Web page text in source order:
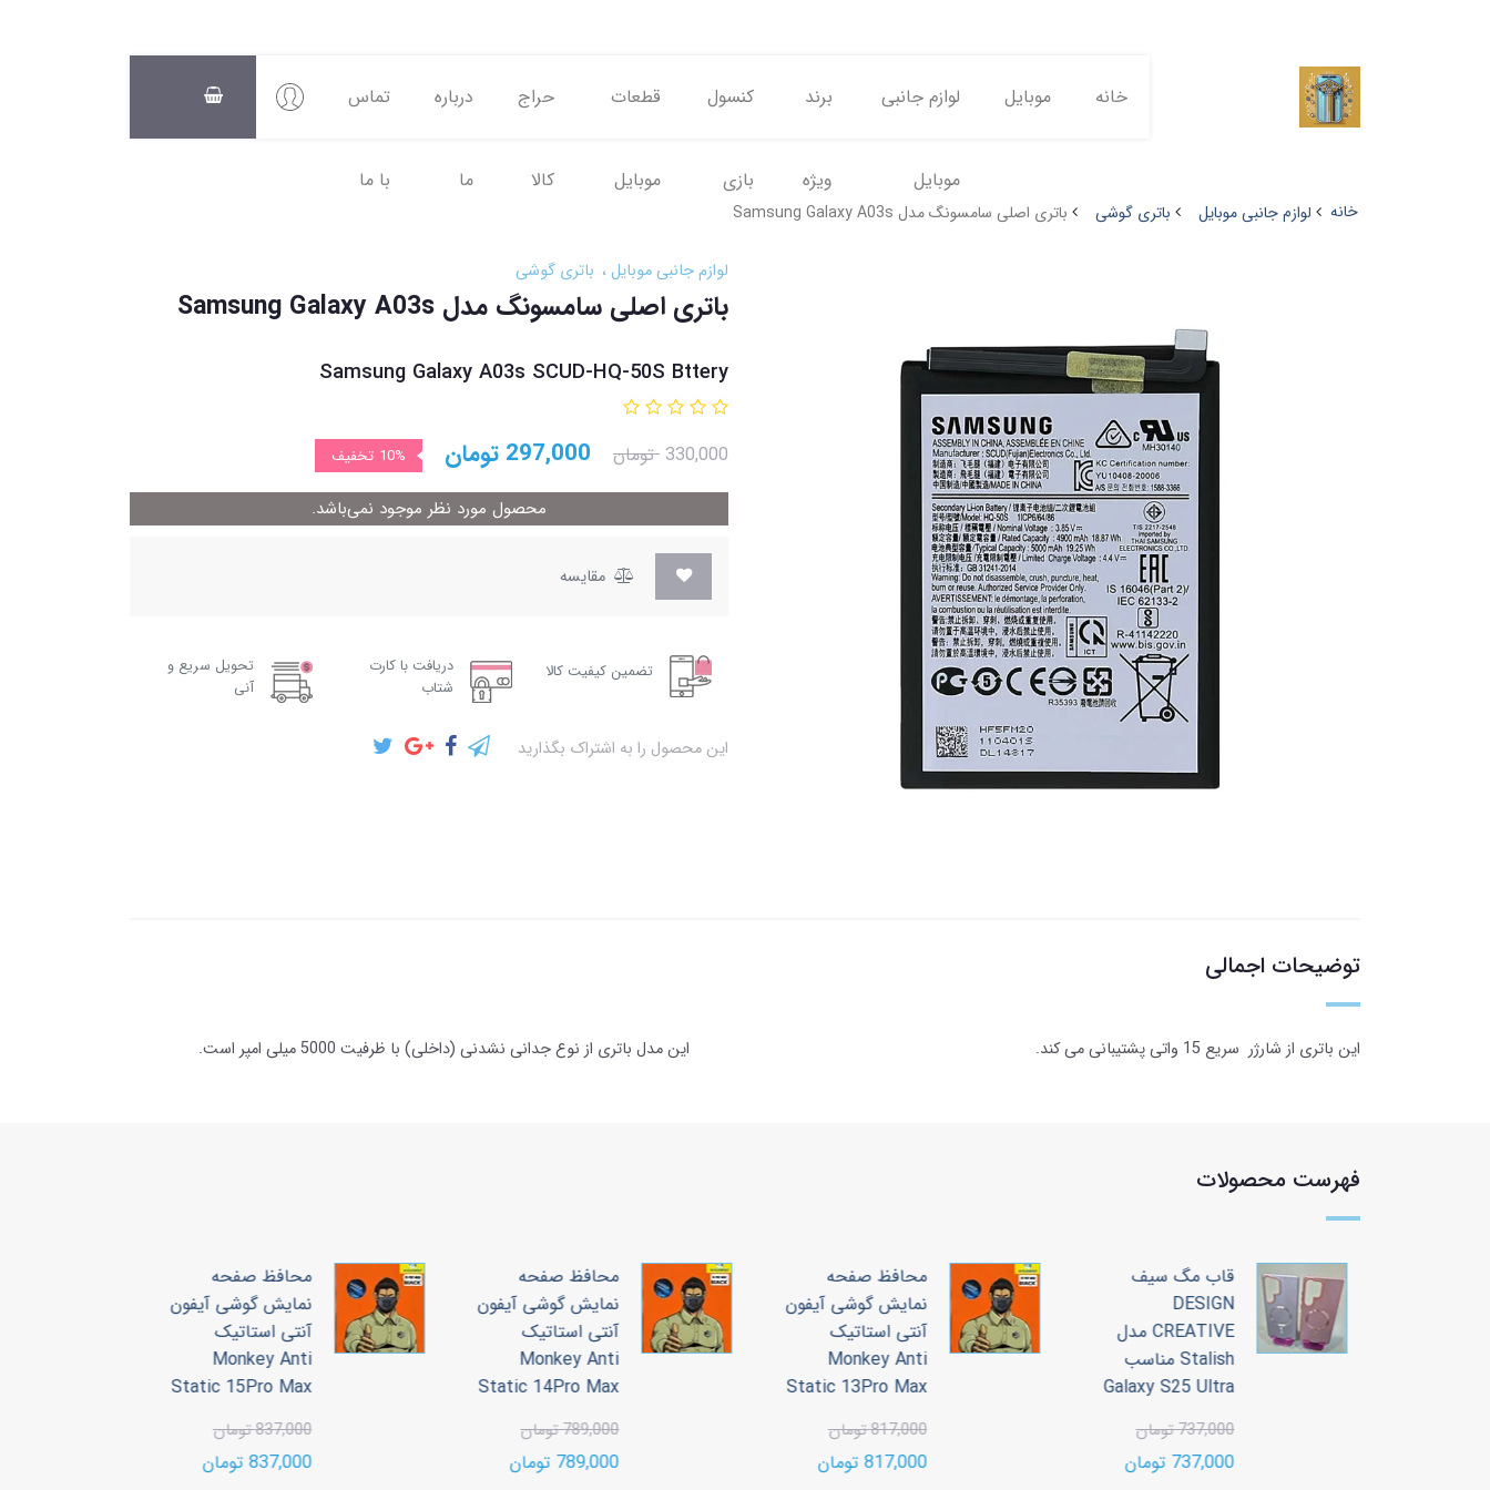
خانه موبایل لوازم جانبی
موبایل
برند
ویژه
کنسول
بازی
قطعات
موبایل
حراج
کالا
درباره
ما
تماس
با ما
خانه لوازم جانبی موبایل باتری گوشی باتری اصلی سامسونگ مدل Samsung Galaxy A03s
لوازم جانبی موبایل باتری گوشی
باتری اصلی سامسونگ مدل Samsung Galaxy A03s
Samsung Galaxy A03s SCUD-HQ-50S Bttery
330,000 تومان 297,000 تومان 10% تخفیف
محصول مورد نظر موجود نمی‌باشد.
مقایسه
تضمین کیفیت کالا
دریافت با کارت
شتاب
تحویل سریع و
آنی
این محصول را به اشتراک بگذارید
توضیحات اجمالی
این باتری از شارژر سریع 15 واتی پشتیبانی می کند. این مدل باتری از نوع جدانی نشدنی (داخلی) با ظرفیت 5000 میلی امپر است.
فهرست محصولات
قاب مگ سیف
DESIGN
CREATIVE مدل
Stalish مناسب
Galaxy S25 Ultra
737,000 تومان
737,000 تومان
محافظ صفحه
نمایش گوشی آیفون
آنتی استاتیک
Monkey Anti
Static 13Pro Max
817,000 تومان
817,000 تومان
محافظ صفحه
نمایش گوشی آیفون
آنتی استاتیک
Monkey Anti
Static 14Pro Max
789,000 تومان
789,000 تومان
محافظ صفحه
نمایش گوشی آیفون
آنتی استاتیک
Monkey Anti
Static 15Pro Max
837,000 تومان
837,000 تومان